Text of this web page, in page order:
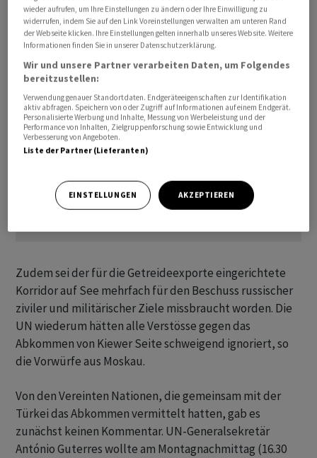
Westens", hiess es in der Presseerklärung des
Ministeriums.
Zudem sei der für die Getreideexporte eingerichtete
Korridor auf See mehrfach für den Beschuss russischer
ziviler und militärischer Ziele missbraucht worden. Die
UN wiederum hätten alle Verstösse gegen das
Abkommen von Kiewer Seite schweigend ignoriert, so
die Vorwürfe aus Moskau.
Von den Vereinten Nationen, die gemeinsam mit der
Türkei das Abkommen vermittelt hatten, gab es
zunächst keinen Kommentar. UN-Generalsekretär
António Guterres wollte am Montagnachmittag (16.30
wieder aufrufen, um Ihre Einstellungen zu ändern oder Ihre Einwilligung zu
widerrufen, indem Sie auf den Link Voreinstellungen verwalten am unteren Rand
der Webseite klicken. Ihre Einstellungen gelten innerhalb unseres Website. Weitere
Informationen finden Sie in unserer Datenschutzerklärung.
Wir und unsere Partner verarbeiten Daten, um Folgendes
bereitzustellen:
Verwendung genauer Standortdaten. Endgeräteeigenschaften zur Identifikation
aktiv abfragen. Speichern von oder Zugriff auf Informationen auf einem Endgerät.
Personalisierte Werbung und Inhalte, Messung von Werbeleistung und der
Performance von Inhalten, Zielgruppenforschung sowie Entwicklung und
Verbesserung von Angeboten.
Liste der Partner (Lieferanten)
EINSTELLUNGEN AKZEPTIEREN